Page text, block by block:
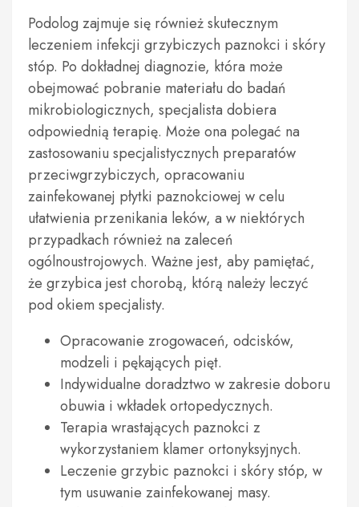
Podolog zajmuje się również skutecznym
leczeniem infekcji grzybiczych paznokci i skóry
stóp. Po dokładnej diagnozie, która może
obejmować pobranie materiału do badań
mikrobiologicznych, specjalista dobiera
odpowiednią terapię. Może ona polegać na
zastosowaniu specjalistycznych preparatów
przeciwgrzybiczych, opracowaniu
zainfekowanej płytki paznokciowej w celu
ułatwienia przenikania leków, a w niektórych
przypadkach również na zaleceń
ogólnoustrojowych. Ważne jest, aby pamiętać,
że grzybica jest chorobą, którą należy leczyć
pod okiem specjalisty.
Opracowanie zrogowaceń, odcisków,
modzeli i pękających pięt.
Indywidualne doradztwo w zakresie doboru
obuwia i wkładek ortopedycznych.
Terapia wrastających paznokci z
wykorzystaniem klamer ortonyksyjnych.
Leczenie grzybic paznokci i skóry stóp, w
tym usuwanie zainfekowanej masy.